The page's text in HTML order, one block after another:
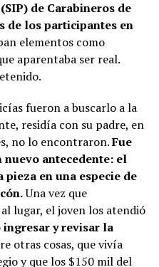
de Carabineros de
de los participantes en
elementos como
aparentaba ser real.
fueron a buscarlo a la
residía con su padre, en
no lo encontraron.Fue
antecedente: el
en una especie de
Una vez que
lugar, el joven los atendió
y revisar la
otras cosas, que vivía
y que los $150 mil del